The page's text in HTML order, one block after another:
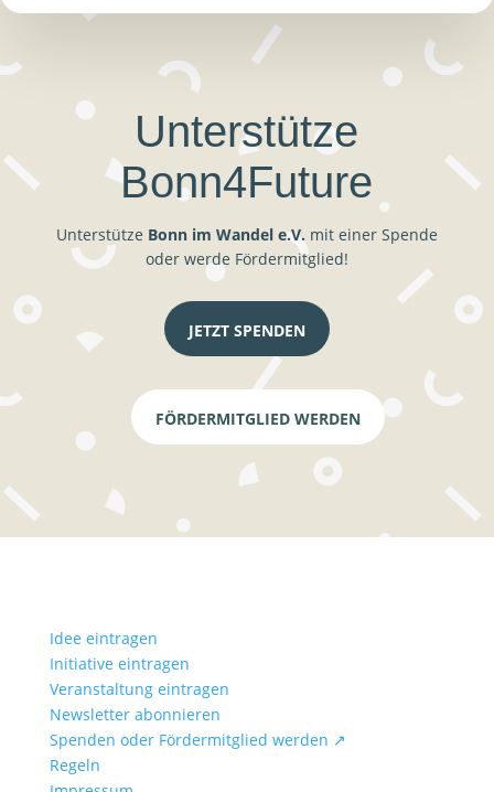
Unterstütze
Bonn4Future
Unterstütze Bonn im Wandel e.V. mit einer Spende
oder werde Fördermitglied!
JETZT SPENDEN
FÖRDERMITGLIED WERDEN
Idee eintragen
Initiative eintragen
Veranstaltung eintragen
Newsletter abonnieren
Spenden oder Fördermitglied werden ↗
Regeln